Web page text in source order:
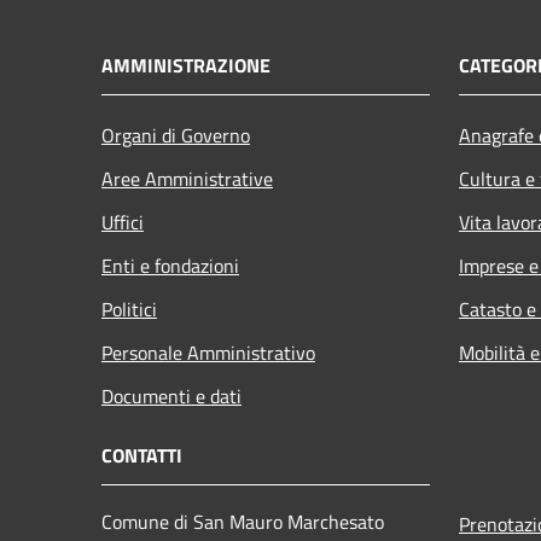
AMMINISTRAZIONE
Organi di Governo
Aree Amministrative
Uffici
Enti e fondazioni
Politici
Personale Amministrativo
Documenti e dati
Cultura
Vita
Imprese
Catasto
Mobilità
CONTATTI
Comune di San Mauro Marchesato